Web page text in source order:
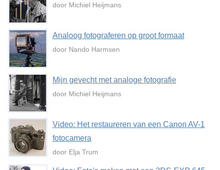
door Michiel Heijmans
Analoog fotograferen op groot formaat
door Nando Harmsen
Mijn gevecht met analoge fotografie
door Michiel Heijmans
Video: Het restaureren van een Canon AV-1
fotocamera
door Elja Trum